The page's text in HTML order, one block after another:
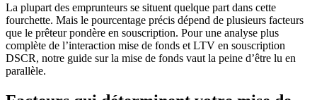
La plupart des emprunteurs se situent quelque part dans cette
fourchette. Mais le pourcentage précis dépend de plusieurs facteurs
que le prêteur pondère en souscription. Pour une analyse plus
complète de l’interaction mise de fonds et LTV en souscription
DSCR, notre guide sur la mise de fonds vaut la peine d’être lu en
parallèle.